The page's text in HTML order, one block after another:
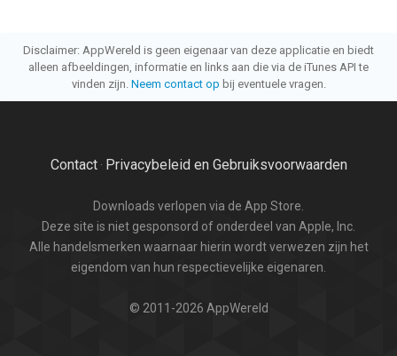
Disclaimer: AppWereld is geen eigenaar van deze applicatie en biedt
alleen afbeeldingen, informatie en links aan die via de iTunes API te
vinden zijn. Neem contact op bij eventuele vragen.
Contact· Privacybeleid en Gebruiksvoorwaarden
Downloads verlopen via de App Store.
Deze site is niet gesponsord of onderdeel van Apple, Inc.
Alle handelsmerken waarnaar hierin wordt verwezen zijn het
eigendom van hun respectievelijke eigenaren.
© 2011-2026 AppWereld